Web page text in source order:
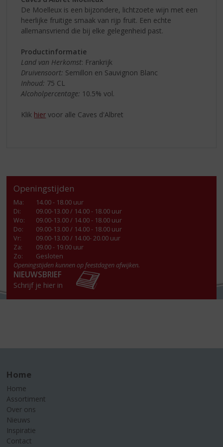
De Moelleux is een bijzondere, lichtzoete wijn met een
heerlijke fruitige smaak van rijp fruit. Een echte
allemansvriend die bij elke gelegenheid past.
Productinformatie
Land van Herkomst: Frankrijk
Druivensoort: Semillon en Sauvignon Blanc
Inhoud: 75 CL
Alcoholpercentage: 10.5% vol.
Klik hier voor alle Caves d'Albret
Openingstijden
Ma:
14.00 - 18.00 uur
Di:
09.00-13.00 / 14.00 - 18.00 uur
Wo:
09.00-13.00 / 14.00 - 18.00 uur
Do:
09.00-13.00 / 14.00 - 18.00 uur
Vr:
09.00-13.00 / 14.00- 20.00 uur
Za:
09.00 - 19.00 uur
Zo:
Gesloten
Openingstijden kunnen op feestdagen afwijken.
NIEUWSBRIEF
Schrijf je hier in
Home
Home
Assortiment
Over ons
Nieuws
Inspiratie
Contact